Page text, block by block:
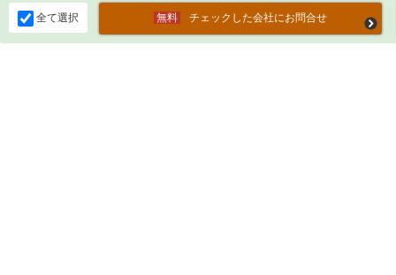
全て選択 チェックした会社にお問合せ